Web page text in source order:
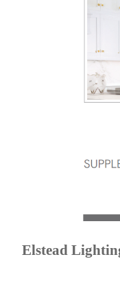
Elstead